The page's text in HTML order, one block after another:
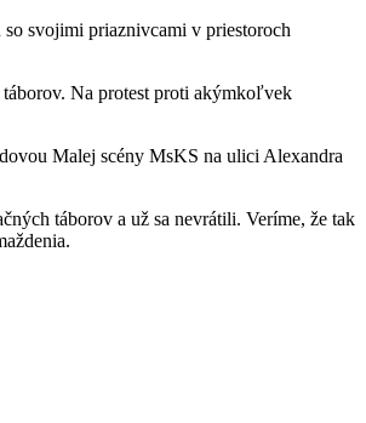
svojimi priaznivcami v priestoroch
Na protest proti akýmkoľvek
Malej scény MsKS na ulici Alexandra
táborov a už sa nevrátili. Veríme, že tak